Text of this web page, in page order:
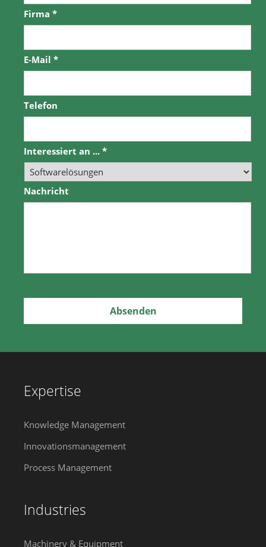
Firma *
E-Mail *
Telefon
Interessiert an ... *
Nachricht
Expertise
Knowledge Management
Innovationsmanagement
Process Management
Industries
Machinery & Equipment